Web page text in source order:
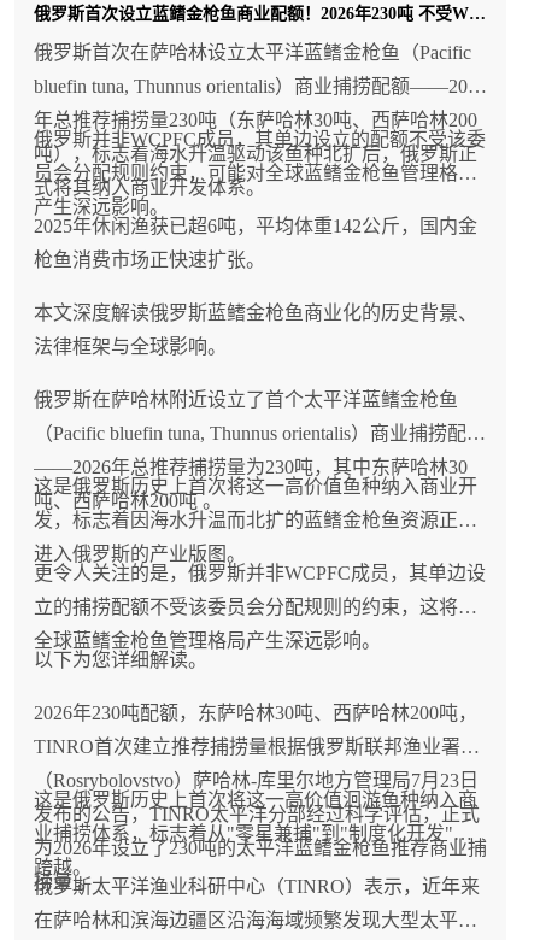
司+规格价差从2025年的4.90美元/磅骤降至2026年的
0.64美元/磅，反映出今年5-8盎司货源紧张、大规格产
品供应充足的供需结构变化；然而，DFO 2026年2月
发布的资源评估报告显示3K区域已降级为"临界"、
3PS区域降级为"谨慎"状态，预计可捕捞生物量到2028
年将降至"接近历史最低"，FFAW已呼吁改变评估模
型并批评其预测存在过往失误，这使得未来配额面临
缩减压力，而阿拉斯加雪蟹在2022年崩溃后仍在缓慢
平），短期内难以填补加拿大可能的供应缺口；对中
国雪蟹进口商而言，2025年加拿大对华出口1,320吨
（价值2,080万美元）的规模仍有增长空间，但应密切
关注DFO与FFAW关于资源评估模型改进的讨论以及
2027年配额设定，提前做好采购规划，同时关注俄罗
斯、挪威等替代产地的供应机会，以在全球雪蟹供应
格局从"阿拉斯加崩溃、加拿大填补"向"双支柱均面临
压力"转变的背景下保持供应链韧性。
俄罗斯首次设立蓝鳍金枪鱼商业配额！2026年230吨 不受WCPFC规则约束
俄罗斯首次在萨哈林设立太平洋蓝鳍金枪鱼（Pacific
bluefin tuna, Thunnus orientalis）商业捕捞配额——2026
年总推荐捕捞量230吨（东萨哈林30吨、西萨哈林200
吨），标志着海水升温驱动该鱼种北扩后，俄罗斯正
式将其纳入商业开发体系。
俄罗斯并非WCPFC成员，其单边设立的配额不受该委
员会分配规则约束，可能对全球蓝鳍金枪鱼管理格局
产生深远影响。
2025年休闲渔获已超6吨，平均体重142公斤，国内金
枪鱼消费市场正快速扩张。
本文深度解读俄罗斯蓝鳍金枪鱼商业化的历史背景、
法律框架与全球影响。
俄罗斯在萨哈林附近设立了首个太平洋蓝鳍金枪鱼
（Pacific bluefin tuna, Thunnus orientalis）商业捕捞配额
——2026年总推荐捕捞量为230吨，其中东萨哈林30
吨、西萨哈林200吨 。
这是俄罗斯历史上首次将这一高价值鱼种纳入商业开
发，标志着因海水升温而北扩的蓝鳍金枪鱼资源正式
进入俄罗斯的产业版图。
更令人关注的是，俄罗斯并非WCPFC成员，其单边设
立的捕捞配额不受该委员会分配规则的约束，这将对
全球蓝鳍金枪鱼管理格局产生深远影响。
以下为您详细解读。
2026年230吨配额，东萨哈林30吨、西萨哈林200吨，
TINRO首次建立推荐捕捞量根据俄罗斯联邦渔业署
（Rosrybolovstvo）萨哈林-库里尔地方管理局7月23日
发布的公告，TINRO太平洋分部经过科学评估，正式
为2026年设立了230吨的太平洋蓝鳍金枪鱼推荐商业捕
捞量 。
这是俄罗斯历史上首次将这一高价值洄游鱼种纳入商
业捕捞体系，标志着从"零星兼捕"到"制度化开发"的
跨越。
俄罗斯太平洋渔业科研中心（TINRO）表示，近年来
在萨哈林和滨海边疆区沿海海域频繁发现大型太平洋